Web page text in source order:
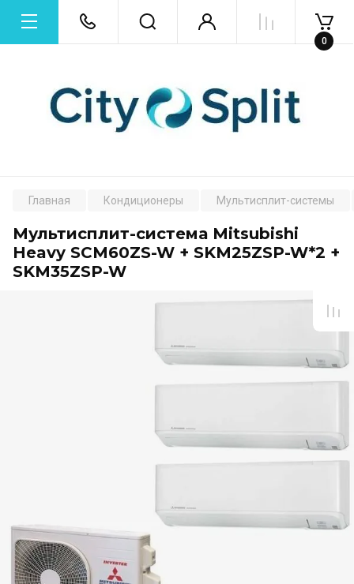
0
Главная Кондиционеры Мультисплит-системы
Мультисплит-система Mitsubishi
Heavy SCM60ZS-W + SKM25ZSP-W*2 +
SKM35ZSP-W